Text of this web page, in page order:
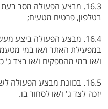
16.3. מבצע הפעולה מסר
בטלפון, פרטים מטעים;
16.4. מבצע הפעולה ביצע
במפעילת האתר ו/או במי
ו/או במי מהספקים ו/או בצד ג'
16.5. בכוונת מבצע הפעולה
יזכה לצד ג' ו/או לסחור בו.